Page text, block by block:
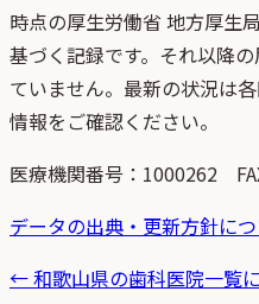
時点の厚生労働省 地方厚生
基づく記録です。それ以降
ていません。最新の状況は
情報をご確認ください。
医療機関番号： 1000262
データの出典・更新方針に
←和歌山県の歯科医院一覧